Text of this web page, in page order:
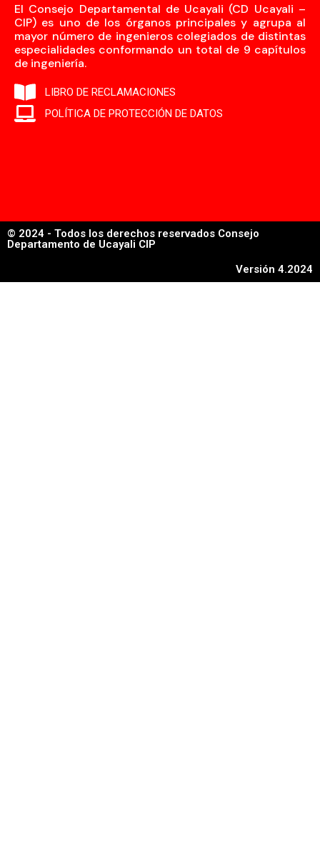
El Consejo Departamental de Ucayali (CD Ucayali –
CIP) es uno de los órganos principales y agrupa al
mayor número de ingenieros colegiados de distintas
especialidades conformando un total de 9 capítulos
de ingeniería.
LIBRO DE RECLAMACIONES
POLÍTICA DE PROTECCIÓN DE DATOS
© 2024 - Todos los derechos reservados Consejo
Departamento de Ucayali CIP
Versión 4.2024